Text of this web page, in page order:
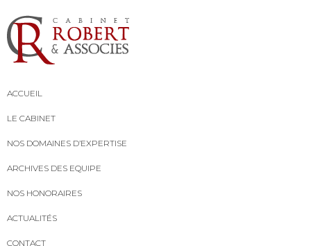
ACCUEIL
LE CABINET
NOS DOMAINES D’EXPERTISE
ARCHIVES DES EQUIPE
NOS HONORAIRES
ACTUALITÉS
CONTACT